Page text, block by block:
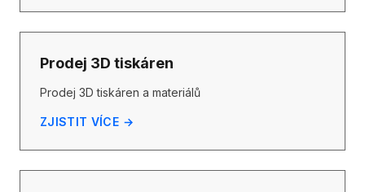
Prodej 3D tiskáren
Prodej 3D tiskáren a materiálů
ZJISTIT VÍCE →